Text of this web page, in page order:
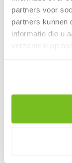
partners voor
partners kunnen
informatie die u
verzameld op
Lees meer